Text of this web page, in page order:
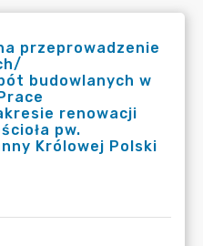
przeprowadzenie
budowlanych w
renowacji
pw.
Królowej Polski